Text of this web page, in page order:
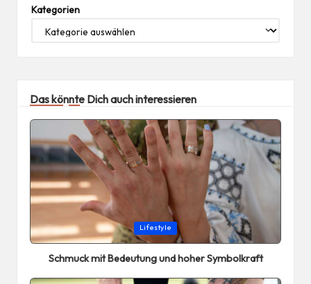
Kategorien
Das könnte Dich auch interessieren
Posted
in
Lifestyle
Schmuck mit Bedeutung und hoher Symbolkraft